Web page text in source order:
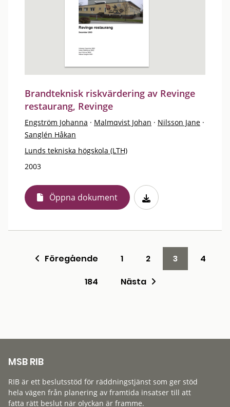
Brandteknisk riskvärdering av Revinge
restaurang, Revinge
Engström Johanna · Malmqvist Johan · Nilsson Jane ·
Sanglén Håkan
Lunds tekniska högskola (LTH)
2003
Öppna dokument
Föregående 1 2 3
4
184
Nästa
MSB RIB
RIB är ett beslutsstöd för räddningstjänst som ger stöd
hela vägen från planering av framtida insatser till att
fatta rätt beslut när olyckan är framme.